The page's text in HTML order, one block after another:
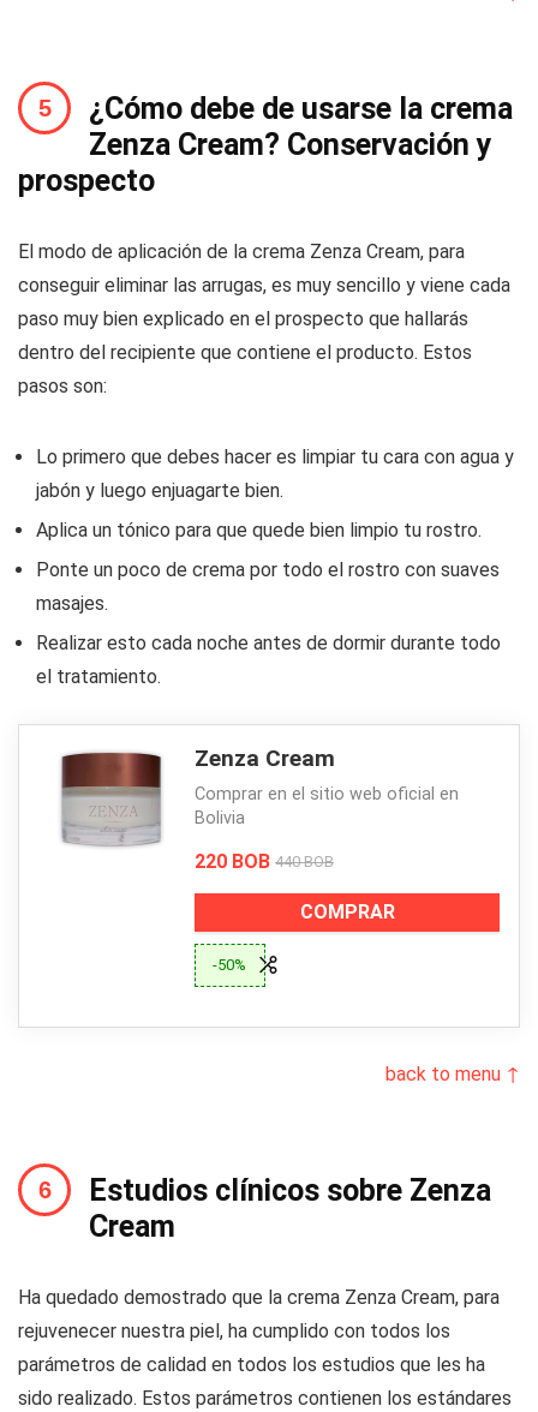
¿Cómo debe de usarse la crema
Zenza Cream? Conservación y
prospecto
El modo de aplicación de la crema Zenza Cream, para
conseguir eliminar las arrugas, es muy sencillo y viene cada
paso muy bien explicado en el prospecto que hallarás
dentro del recipiente que contiene el producto. Estos
pasos son:
Lo primero que debes hacer es limpiar tu cara con agua y
jabón y luego enjuagarte bien.
Aplica un tónico para que quede bien limpio tu rostro.
Ponte un poco de crema por todo el rostro con suaves
masajes.
Realizar esto cada noche antes de dormir durante todo
el tratamiento.
Zenza Cream
Comprar en el sitio web oficial en
Bolivia
220 BOB 440 BOB
COMPRAR
-50%
back to menu ↑
Estudios clínicos sobre Zenza
Cream
Ha quedado demostrado que la crema Zenza Cream, para
rejuvenecer nuestra piel, ha cumplido con todos los
parámetros de calidad en todos los estudios que les ha
sido realizado. Estos parámetros contienen los estándares